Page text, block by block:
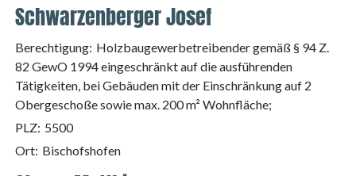
Schwarzenberger Josef
Berechtigung: Holzbaugewerbetreibender gemäß § 94 Z.
82 GewO 1994 eingeschränkt auf die ausführenden
Tätigkeiten, bei Gebäuden mit der Einschränkung auf 2
Obergeschoße sowie max. 200 m² Wohnfläche;
PLZ: 5500
Ort: Bischofshofen